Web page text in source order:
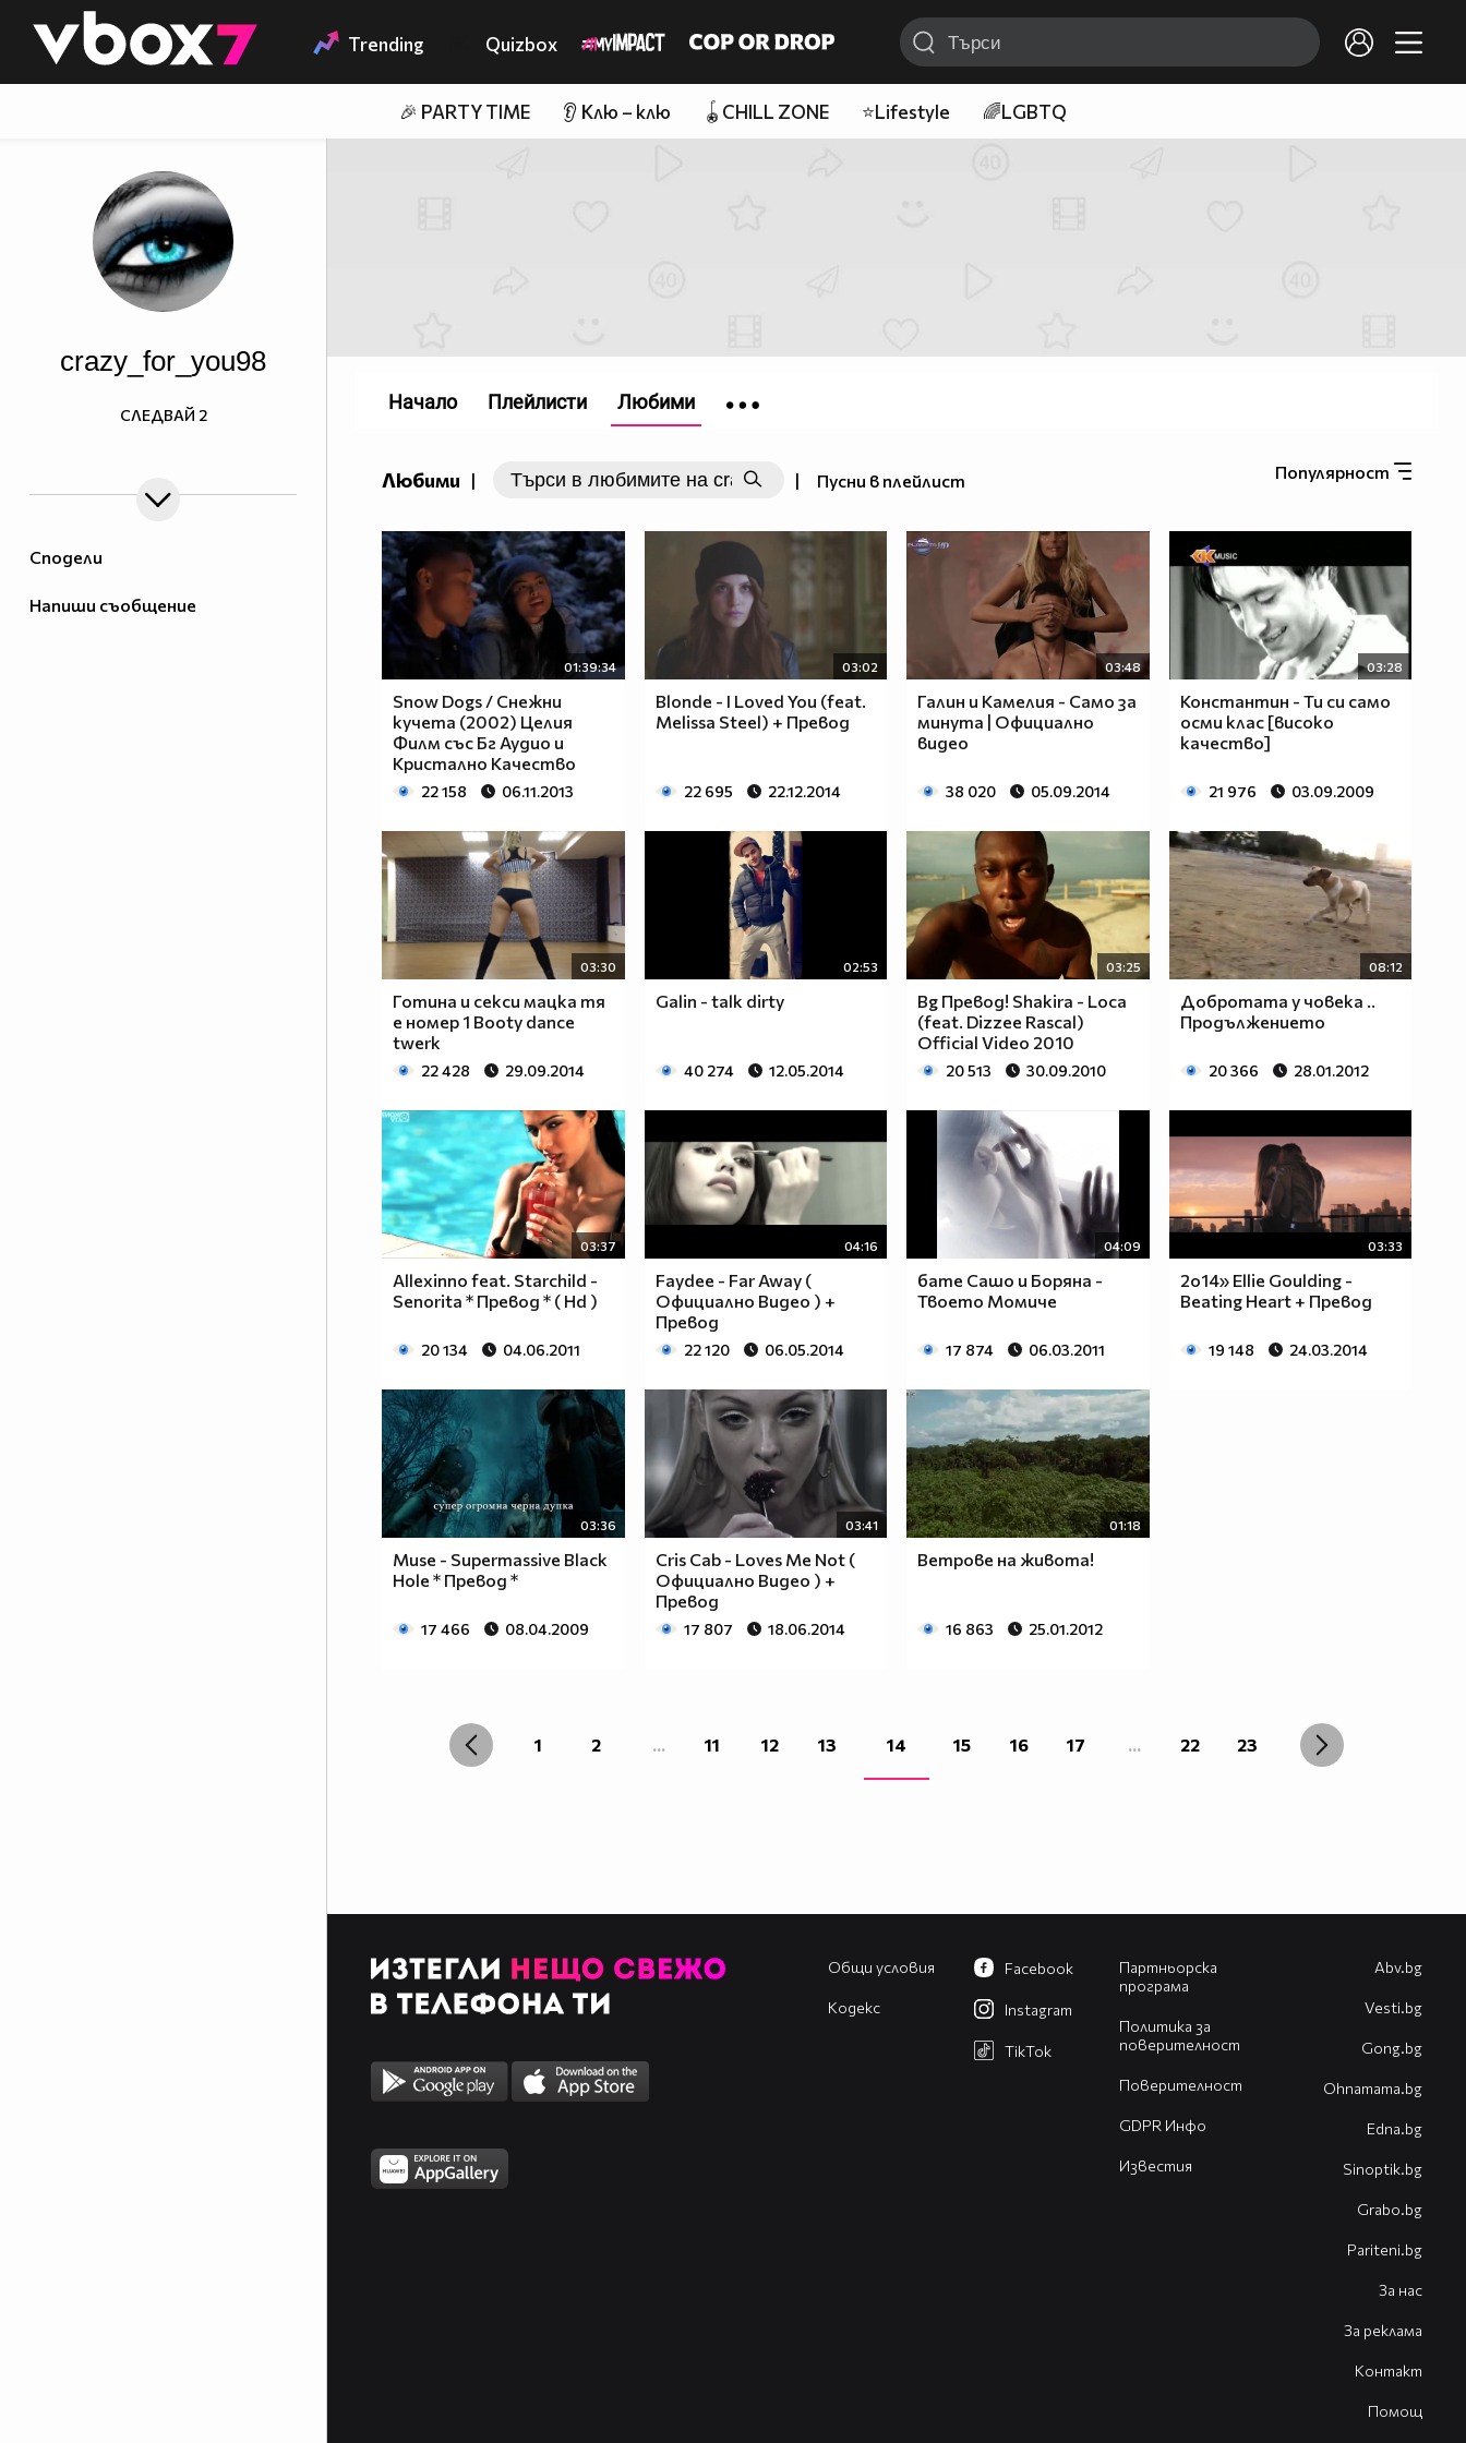
👾 Trending Quizbox
🎉 PARTY TIME 👂 Клю – клю 🪀CHILL ZONE ⭐Lifestyle 🌈LGBTQ
Сподели
Напиши съобщение
crazy_for_you98
СЛЕДВАЙ 2
Любими | | Пусни в плейлист Популярност
01:39:34
Snow Dogs / Снежни
кучета (2002) Целия
Филм със Бг Аудио и
Кристално Качество
22 158 06.11.2013
03:02
Blonde - I Loved You (feat.
Melissa Steel) + Превод
22 695 22.12.2014
03:48
Галин и Камелия - Само за
минута | Официално
видео
38 020 05.09.2014
03:28
Константин - Ти си само
осми клас [високо
качество]
21 976 03.09.2009
03:30
Готина и секси мацка тя
е номер 1 Booty dance
twerk
22 428 29.09.2014
02:53
Galin - talk dirty
40 274 12.05.2014
03:25
Bg Превод! Shakira - Loca
(feat. Dizzee Rascal)
Official Video 2010
20 513 30.09.2010
08:12
Добротата у човека ..
Продължението
20 366 28.01.2012
03:37
Allexinno feat. Starchild -
Senorita * Превод * ( Hd )
20 134 04.06.2011
04:16
Faydee - Far Away (
Официално Видео ) +
Превод
22 120 06.05.2014
04:09
бате Сашо и Боряна -
Твоето Момиче
17 874 06.03.2011
03:33
2о14» Ellie Goulding -
Beating Heart + Превод
19 148 24.03.2014
03:36
Muse - Supermassive Black
Hole * Превод *
17 466 08.04.2009
03:41
Cris Cab - Loves Me Not (
Официално Видео ) +
Превод
17 807 18.06.2014
01:18
Ветрове на живота!
16 863 25.01.2012
1 2 ... 11 12 13 14 15 16 17 ... 22 23
Начало Плейлисти Любими
Общи условия
Кодекс
Партньорска
програма
Политика за
поверителност
Поверителност
GDPR Инфо
Известия
Facebook
Instagram
TikTok
Abv.bg
Vesti.bg
Gong.bg
Оhnamama.bg
Edna.bg
Sinoptik.bg
Grabo.bg
Pariteni.bg
За нас
За реклама
Контакт
Помощ